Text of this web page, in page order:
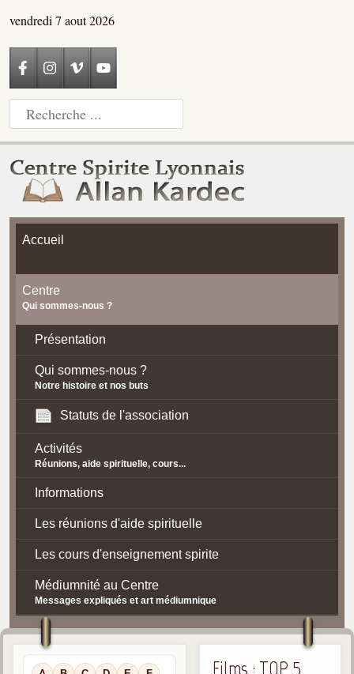
vendredi 7 aout 2026
Accueil
Centre
Qui sommes-nous ?
Présentation
Qui sommes-nous ?
Notre histoire et nos buts
Statuts de l'association
Activités
Réunions, aide spirituelle, cours...
Informations
Les réunions d'aide spirituelle
Les cours d'enseignement spirite
Médiumnité au Centre
Messages expliqués et art médiumnique
Contact / Accès
Plan d'accès Films : TOP 5